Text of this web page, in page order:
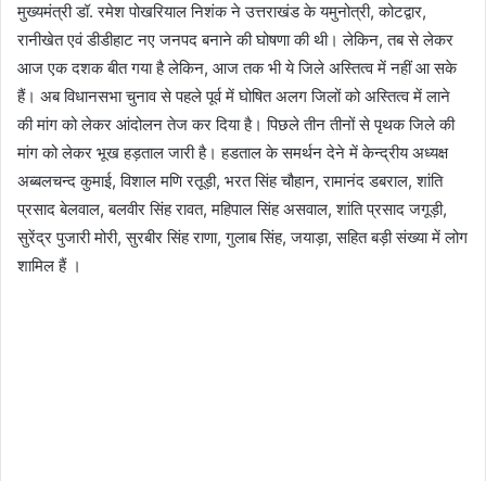
मुख्यमंत्री डॉ. रमेश पोखरियाल निशंक ने उत्तराखंड के यमुनोत्री, कोटद्वार,
रानीखेत एवं डीडीहाट नए जनपद बनाने की घोषणा की थी। लेकिन, तब से लेकर
आज एक दशक बीत गया है लेकिन, आज तक भी ये जिले अस्तित्व में नहीं आ सके
हैं। अब विधानसभा चुनाव से पहले पूर्व में घोषित अलग जिलों को अस्तित्व में लाने
की मांग को लेकर आंदोलन तेज कर दिया है। पिछले तीन तीनों से पृथक जिले की
मांग को लेकर भूख हड़ताल जारी है। हडताल के समर्थन देने में केन्द्रीय अध्यक्ष
अब्बलचन्द कुमाई, विशाल मणि रतूड़ी, भरत सिंह चौहान, रामानंद डबराल, शांति
प्रसाद बेलवाल, बलवीर सिंह रावत, महिपाल सिंह असवाल, शांति प्रसाद जगूड़ी,
सुरेंद्र पुजारी मोरी, सुरबीर सिंह राणा, गुलाब सिंह, जयाड़ा, सहित बड़ी संख्या में लोग
शामिल हैं ।